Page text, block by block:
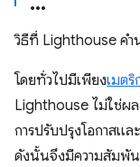
วิธีที่ Lighthouse ค
โดยทั่วไปมีเพียงเมตริ
Lighthouse ไม่ใช่ผล
การปรับปรุงโอกาสแ
ดังนั้นจึงมีความสัมพั